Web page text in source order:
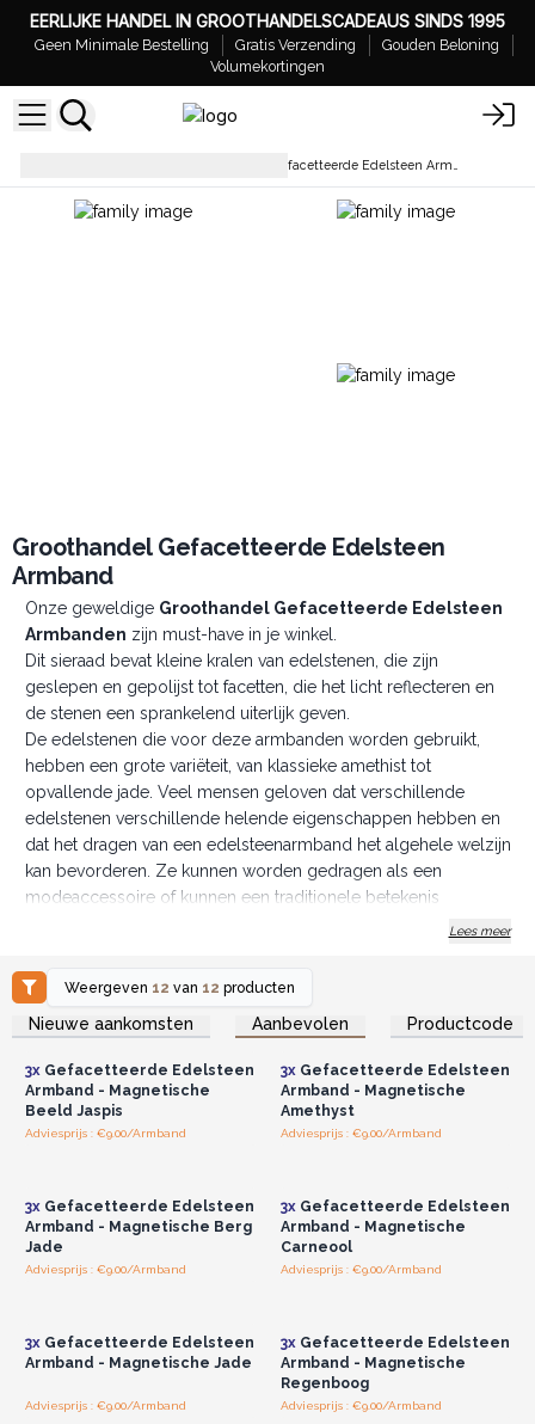
EERLIJKE HANDEL IN GROOTHANDELSCADEAUS SINDS 1995
Geen Minimale Bestelling Gratis Verzending
Gouden Beloning
Volumekortingen
Groothandel Gefacetteerde Edelsteen Armband
Groothandel Gefacetteerde Edelsteen
Armband
Onze geweldige Groothandel Gefacetteerde Edelsteen
Armbanden zijn must-have in je winkel.
Dit sieraad bevat kleine kralen van edelstenen, die zijn
geslepen en gepolijst tot facetten, die het licht reflecteren en
de stenen een sprankelend uiterlijk geven.
De edelstenen die voor deze armbanden worden gebruikt,
hebben een grote variëteit, van klassieke amethist tot
opvallende jade. Veel mensen geloven dat verschillende
edelstenen verschillende helende eigenschappen hebben en
dat het dragen van een edelsteenarmband het algehele welzijn
kan bevorderen. Ze kunnen worden gedragen als een
modeaccessoire of kunnen een traditionele betekenis
ze te combineren met andere edelsteenarmbanden.
Geloof ons, uw klanten kopen er niet één.
Lees meer
Weergeven 12 van 12 producten
Nieuwe aankomsten Aanbevolen Productcode
Log in of registreer u voor
groothandelsprijzen.
3xGefacetteerde Edelsteen
Armband - Magnetische
Beeld Jaspis
Adviesprijs : €9.00/Armband
Log in of registreer u voor
groothandelsprijzen.
3xGefacetteerde Edelsteen
Armband - Magnetische
Amethyst
Adviesprijs : €9.00/Armband
3xGefacetteerde Edelsteen
Armband - Magnetische Berg
Jade
Adviesprijs : €9.00/Armband
3xGefacetteerde Edelsteen
Armband - Magnetische
Carneool
Adviesprijs : €9.00/Armband
3xGefacetteerde Edelsteen
Armband - Magnetische Jade
Adviesprijs : €9.00/Armband
3xGefacetteerde Edelsteen
Armband - Magnetische
Regenboog
Adviesprijs : €9.00/Armband